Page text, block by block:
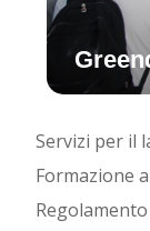
Servizi per il
Formazione